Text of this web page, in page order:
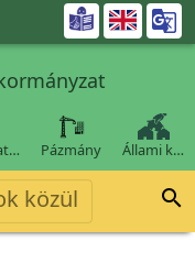

Pázmány Állami k…
közül 